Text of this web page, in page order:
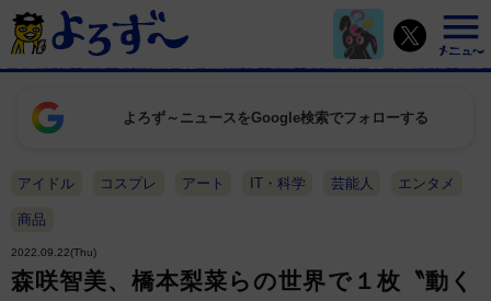
よろず～ニュースをGoogle検索でフォローする
アイドル コスプレ アート IT・科学 芸能人 エンタメ
商品
2022.09.22(Thu)
森咲智美、橋本梨菜らの世界で１枚〝動く